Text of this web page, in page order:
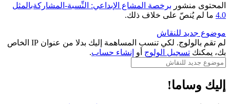
المحتوى منشور برخصة المشاع الإبداعي: النِّسبة-المشاركةبالمثل
4.0 ما لم يُنصّ على خلاف ذلك.
موضوع جديد للنقاش
لم تقم بالولوج. لكي تنسب المساهمة إليك بدلا من عنوان IP الخاص
بك، يمكنك تسجيل الولوج أو إنشاء حساب.
إليك وساما!